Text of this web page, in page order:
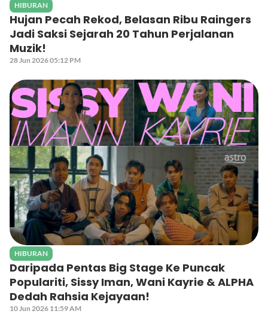
HIBURAN
Hujan Pecah Rekod, Belasan Ribu Raingers
Jadi Saksi Sejarah 20 Tahun Perjalanan
Muzik!
28 Jun 2026 05:12 PM
HIBURAN
Daripada Pentas Big Stage Ke Puncak
Populariti, Sissy Iman, Wani Kayrie & ALPHA
Dedah Rahsia Kejayaan!
10 Jun 2026 11:59 AM